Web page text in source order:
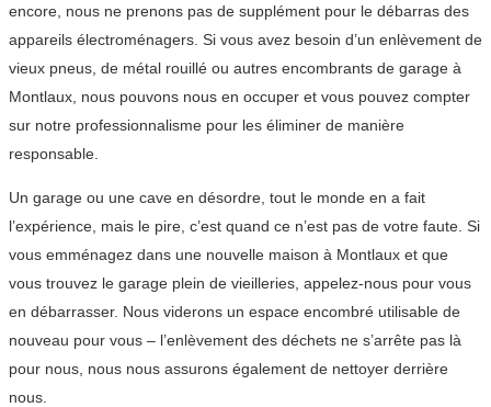
encore, nous ne prenons pas de supplément pour le débarras des
appareils électroménagers. Si vous avez besoin d’un enlèvement de
vieux pneus, de métal rouillé ou autres encombrants de garage à
Montlaux, nous pouvons nous en occuper et vous pouvez compter
sur notre professionnalisme pour les éliminer de manière
responsable.
Un garage ou une cave en désordre, tout le monde en a fait
l’expérience, mais le pire, c’est quand ce n’est pas de votre faute. Si
vous emménagez dans une nouvelle maison à Montlaux et que
vous trouvez le garage plein de vieilleries, appelez-nous pour vous
en débarrasser. Nous viderons un espace encombré utilisable de
nouveau pour vous – l’enlèvement des déchets ne s’arrête pas là
pour nous, nous nous assurons également de nettoyer derrière
nous.